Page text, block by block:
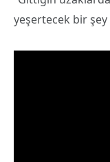
yeşertecek bir şey